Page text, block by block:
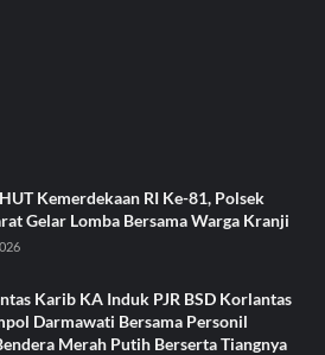
Kemerdekaan RI Ke-81, Polsek
Gelar Lomba Bersama Warga Kranji
Karib KA Induk PJR BSD Korlantas
Darmawati Bersama Personil
Merah Putih Berserta Tiangnya